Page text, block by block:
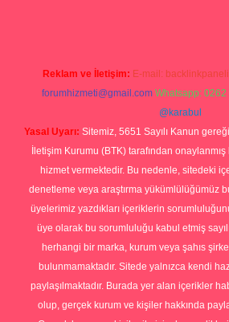
Reklam ve İletişim: E-mail:
forumhizmeti@gmail.com Whatsapp: 0262
@karabul
Yasal Uyarı: Sitemiz, 5651 Sayılı Kanun
İletişim Kurumu (BTK) tarafından
hizmet vermektedir. Bu nedenle, sitedeki
denetleme veya araştırma yükümlülüğümüz
üyelerimiz yazdıkları içeriklerin
üye olarak bu sorumluluğu kabul etmiş
herhangi bir marka, kurum veya şahıs
bulunmamaktadır. Sitede yalnızca kendi
paylaşılmaktadır. Burada yer alan içerikler
olup, gerçek kurum ve kişiler hakkında